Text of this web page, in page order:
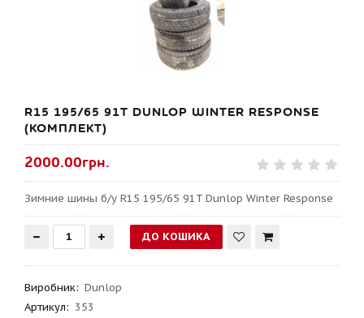
R15 195/65 91T DUNLOP WINTER RESPONSE
(КОМПЛЕКТ)
2000.00грн.
Зимние шины б/у R15 195/65 91T Dunlop Winter Response
Виробник: Dunlop
Артикул: 353